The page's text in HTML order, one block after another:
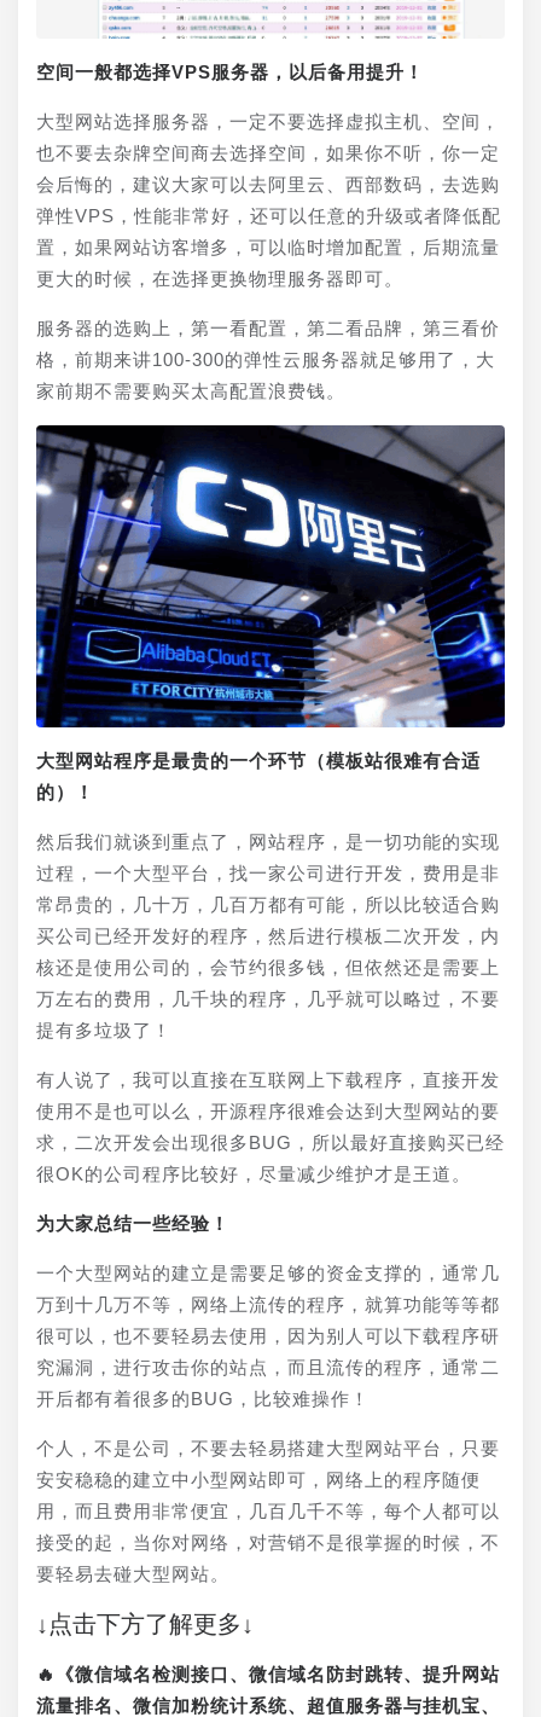
空间一般都选择VPS服务器，以后备用提升！
大型网站选择服务器，一定不要选择虚拟主机、空间，
也不要去杂牌空间商去选择空间，如果你不听，你一定
会后悔的，建议大家可以去阿里云、西部数码，去选购
弹性VPS，性能非常好，还可以任意的升级或者降低配
置，如果网站访客增多，可以临时增加配置，后期流量
更大的时候，在选择更换物理服务器即可。
服务器的选购上，第一看配置，第二看品牌，第三看价
格，前期来讲100-300的弹性云服务器就足够用了，大
家前期不需要购买太高配置浪费钱。
大型网站程序是最贵的一个环节（模板站很难有合适
的）！
然后我们就谈到重点了，网站程序，是一切功能的实现
过程，一个大型平台，找一家公司进行开发，费用是非
常昂贵的，几十万，几百万都有可能，所以比较适合购
买公司已经开发好的程序，然后进行模板二次开发，内
核还是使用公司的，会节约很多钱，但依然还是需要上
万左右的费用，几千块的程序，几乎就可以略过，不要
提有多垃圾了！
有人说了，我可以直接在互联网上下载程序，直接开发
使用不是也可以么，开源程序很难会达到大型网站的要
求，二次开发会出现很多BUG，所以最好直接购买已经
很OK的公司程序比较好，尽量减少维护才是王道。
为大家总结一些经验！
一个大型网站的建立是需要足够的资金支撑的，通常几
万到十几万不等，网络上流传的程序，就算功能等等都
很可以，也不要轻易去使用，因为别人可以下载程序研
究漏洞，进行攻击你的站点，而且流传的程序，通常二
开后都有着很多的BUG，比较难操作！
个人，不是公司，不要去轻易搭建大型网站平台，只要
安安稳稳的建立中小型网站即可，网络上的程序随便
用，而且费用非常便宜，几百几千不等，每个人都可以
接受的起，当你对网络，对营销不是很掌握的时候，不
要轻易去碰大型网站。
↓点击下方了解更多↓
🔥《微信域名检测接口、微信域名防封跳转、提升网站
流量排名、微信加粉统计系统、超值服务器与挂机宝、